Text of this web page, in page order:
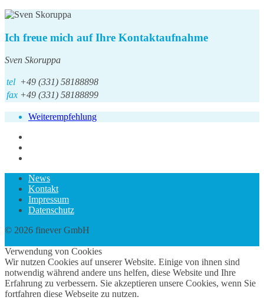
Ich freue mich auf Ihre Kontaktaufnahme
Sven Skoruppa
tel +49 (331) 58188898
fax +49 (331) 58188899
Weiterempfehlung
News
Kontakt
Impressum
Datenschutz
© 2026 finever GmbH
Verwendung von Cookies
Wir nutzen Cookies auf unserer Website. Einige von ihnen sind
notwendig während andere uns helfen, diese Website und Ihre
Erfahrung zu verbessern. Sie akzeptieren unsere Cookies, wenn Sie
fortfahren diese Webseite zu nutzen.